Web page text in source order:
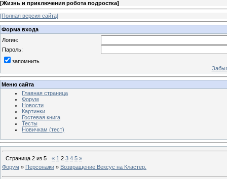
[Жизнь и приключения робота подростка]
[Полная версия сайта]
Форма входа
Логин:
Пароль:
запомнить
Меню сайта
Главная страница
Форум
Новости
Картинки
Гостевая книга
Тесты
Новичкам (тест)
Страница 2 из 5 « 1 2 3 4 5 »
Форум » Персонажи » Возвращение Вексус на Клаcтер.